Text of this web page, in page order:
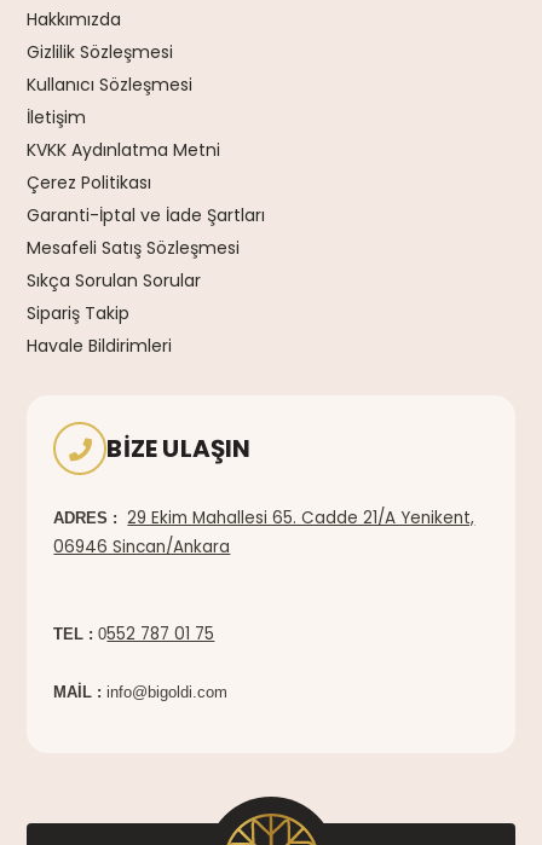
Hakkımızda
Gizlilik Sözleşmesi
Kullanıcı Sözleşmesi
İletişim
KVKK Aydınlatma Metni
Çerez Politikası
Garanti-İptal ve İade Şartları
Mesafeli Satış Sözleşmesi
Sıkça Sorulan Sorular
Sipariş Takip
Havale Bildirimleri
BIZE ULAŞIN
ADRES :
29 Ekim Mahallesi 65. Cadde 21/A Yenikent,
06946 Sincan/Ankara
TEL : 0552 787 01 75
MAİL :info@bigoldi.com